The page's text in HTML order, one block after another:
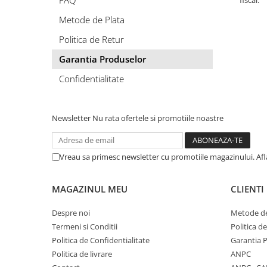
Metode de Plata
Politica de Retur
Garantia Produselor
Confidentialitate
Newsletter Nu rata ofertele si promotiile noastre
Vreau sa primesc newsletter cu promotiile magazinului.
MAGAZINUL MEU
Despre noi
Termeni si Conditii
Politica de Confidentialitate
Politica de livrare
CLIENTI
Metode
Politica
Garantia
ANPC